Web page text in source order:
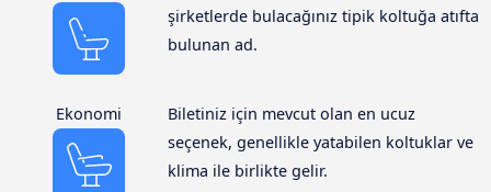
şirketlerde bulacağınız tipik koltuğa atıfta
bulunan ad.
Ekonomi
Biletiniz için mevcut olan en ucuz
seçenek, genellikle yatabilen koltuklar ve
klima ile birlikte gelir.